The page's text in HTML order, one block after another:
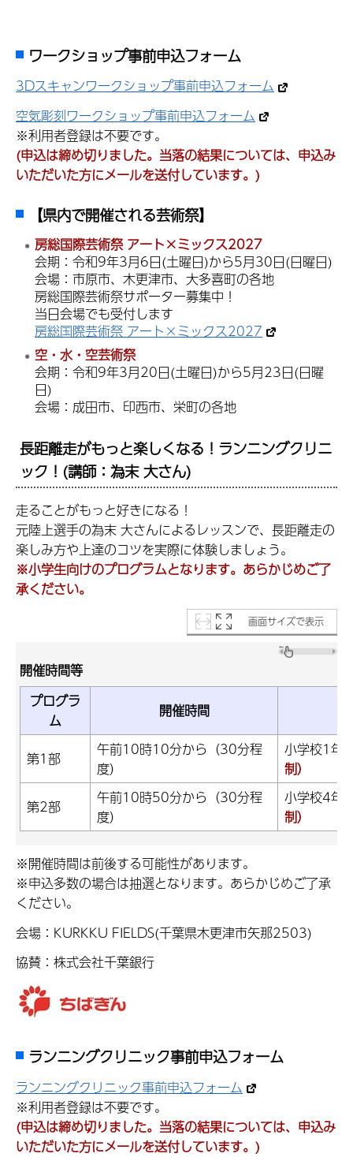
ワークショップ事前申込フォーム
3Dスキャンワークショップ事前申込フォーム
空気彫刻ワークショップ事前申込フォーム
※利用者登録は不要です。
(申込は締め切りました。当落の結果については、申込み
いただいた方にメールを送付しています。)
【県内で開催される芸術祭】
房総国際芸術祭 アート×ミックス2027
会期：令和9年3月6日(土曜日)から5月30日(日曜日)
会場：市原市、木更津市、大多喜町の各地
房総国際芸術祭サポーター募集中！
当日会場でも受付します
房総国際芸術祭 アート×ミックス2027
空・水・空芸術祭
会期：令和9年3月20日(土曜日)から5月23日(日曜
日)
会場：成田市、印西市、栄町の各地
長距離走がもっと楽しくなる！ランニングクリニ
ック！(講師：為末 大さん)
走ることがもっと好きになる！
元陸上選手の為末 大さんによるレッスンで、長距離走の
楽しみ方や上達のコツを実際に体験しましょう。
※小学生向けのプログラムとなります。あらかじめご了
承ください。
画面サイズで表示
開催時間等
プログラ
ム
開催時間
第1部
午前10時10分から（30分程
度）
小学校1年
制）
第2部
午前10時50分から（30分程
度）
小学校4年
制）
※開催時間は前後する可能性があります。
※申込多数の場合は抽選となります。あらかじめご了承
ください。
会場：KURKKU FIELDS(千葉県木更津市矢那2503)
協賛：株式会社千葉銀行
ランニングクリニック事前申込フォーム
ランニングクリニック事前申込フォーム
※利用者登録は不要です。
(申込は締め切りました。当落の結果については、申込み
いただいた方にメールを送付しています。)